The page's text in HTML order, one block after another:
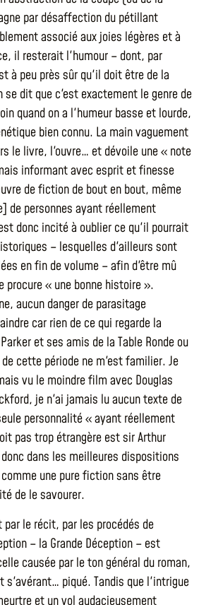
par désaffection du pétillant
associé aux joies légères et à
il resterait l'humour – dont, par
à peu près sûr qu'il doit être de la
se dit que c'est exactement le genre de
quand on a l'humeur basse et lourde,
bien connu. La main vaguement
le livre, l'ouvre… et dévoile une « note
informant avec esprit et finesse
de fiction de bout en bout, même
de personnes ayant réellement
donc incité à oublier ce qu'il pourrait
– lesquelles d'ailleurs sont
en fin de volume – afin d'être mû
procure « une bonne histoire ».
aucun danger de parasitage
car rien de ce qui regarde la
et ses amis de la Table Ronde ou
cette période ne m'est familier. Je
vu le moindre film avec Douglas
je n'ai jamais lu aucun texte de
personnalité « ayant réellement
pas trop étrangère est sir Arthur
dans les meilleures dispositions
une pure fiction sans être
de le savourer.
le récit, par les procédés de
– la Grande Déception – est
causée par le ton général du roman,
s'avérant… piqué. Tandis que l'intrigue
et un vol audacieusement